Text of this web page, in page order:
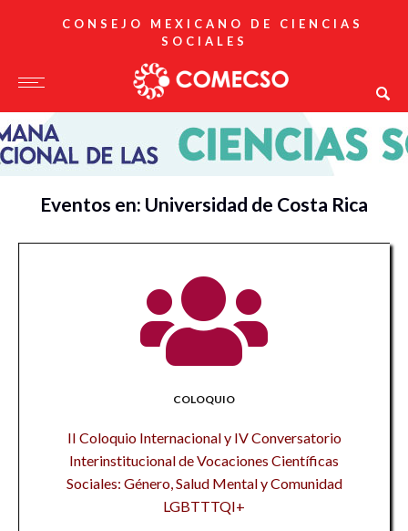
CONSEJO MEXICANO DE CIENCIAS
SOCIALES
Eventos en: Universidad de Costa Rica
COLOQUIO
II Coloquio Internacional y IV Conversatorio
Interinstitucional de Vocaciones Científicas
Sociales: Género, Salud Mental y Comunidad
LGBTTTQI+